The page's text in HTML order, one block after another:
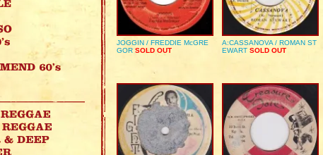
JOGGIN / FREDDIE McGRE
GOR SOLD OUT
A:CASSANOVA / ROMAN ST
EWART SOLD OUT